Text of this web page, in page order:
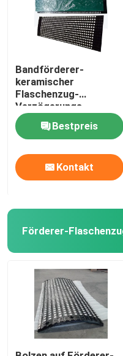
Bandförderer-
keramischer
Flaschenzug-
Verzögerungs-
Trommel-Flaschenzug-
Gummiverzögerung
Bestpreis
Kontakt
Förderer-